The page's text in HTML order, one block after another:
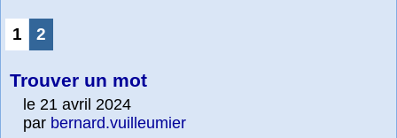
1 2
Trouver un mot
le 21 avril 2024
par bernard.vuilleumier